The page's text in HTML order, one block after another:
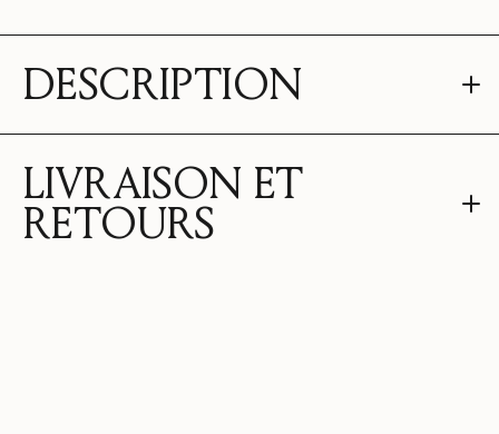
DESCRIPTION
LIVRAISON ET
RETOURS